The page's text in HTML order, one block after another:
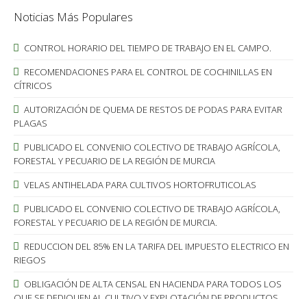
Noticias Más Populares
CONTROL HORARIO DEL TIEMPO DE TRABAJO EN EL CAMPO.
RECOMENDACIONES PARA EL CONTROL DE COCHINILLAS EN
CÍTRICOS
AUTORIZACIÓN DE QUEMA DE RESTOS DE PODAS PARA EVITAR
PLAGAS
PUBLICADO EL CONVENIO COLECTIVO DE TRABAJO AGRÍCOLA,
FORESTAL Y PECUARIO DE LA REGIÓN DE MURCIA
VELAS ANTIHELADA PARA CULTIVOS HORTOFRUTICOLAS
PUBLICADO EL CONVENIO COLECTIVO DE TRABAJO AGRÍCOLA,
FORESTAL Y PECUARIO DE LA REGIÓN DE MURCIA.
REDUCCION DEL 85% EN LA TARIFA DEL IMPUESTO ELECTRICO EN
RIEGOS
OBLIGACIÓN DE ALTA CENSAL EN HACIENDA PARA TODOS LOS